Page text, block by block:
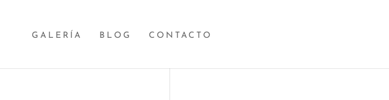
GALERÍA BLOG CONTACTO